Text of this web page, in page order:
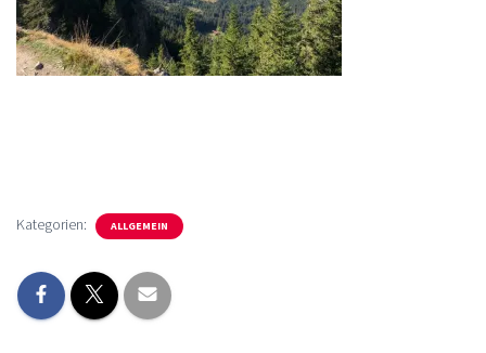
Kategorien: ALLGEMEIN